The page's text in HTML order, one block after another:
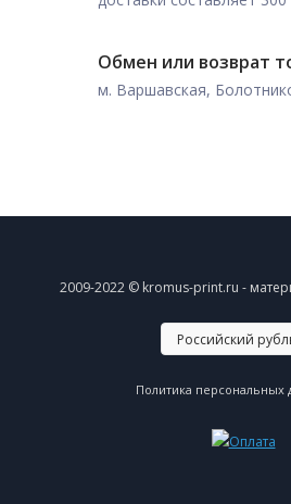
Обмен или возврат
м. Варшавская,
2009-2022 © kromus-print.ru -
Политика персональных